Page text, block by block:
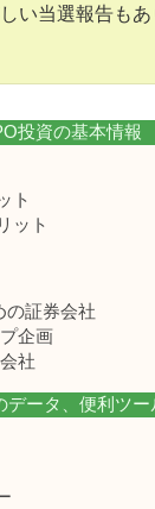
い当選報告も
投資の基本情報
ト
ット
の証券会社
企画
社
データ、便利ツー